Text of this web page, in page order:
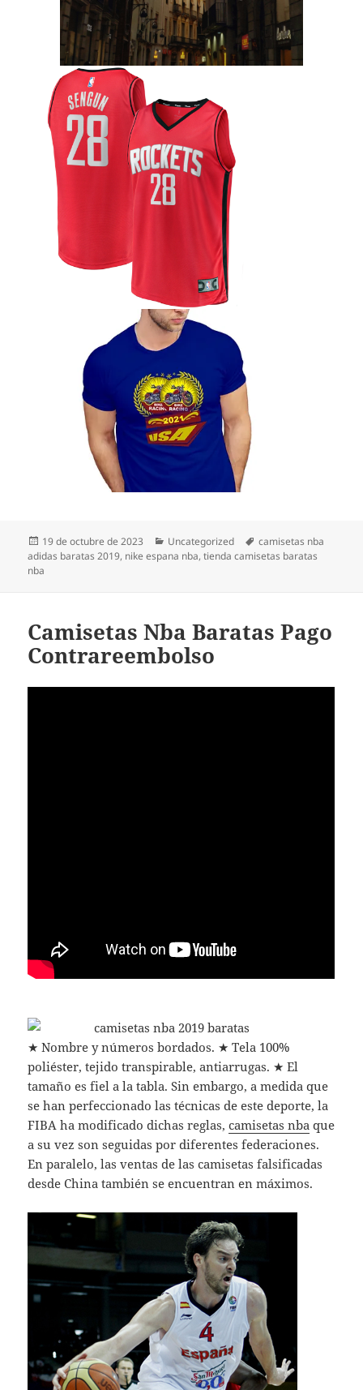
Publicado
el
19 de octubre de 2023 Categorías
Uncategorized Etiquetas
camisetas nba
adidas baratas 2019, nike espana nba,tienda camisetas baratas
nba
Camisetas Nba Baratas Pago
Contrareembolso
★ Nombre y números bordados. ★ Tela 100%
poliéster, tejido transpirable, antiarrugas. ★ El
tamaño es fiel a la tabla. Sin embargo, a medida que
se han perfeccionado las técnicas de este deporte, la
FIBA ha modificado dichas reglas,camisetas nba que
a su vez son seguidas por diferentes federaciones.
En paralelo, las ventas de las camisetas falsificadas
desde China también se encuentran en máximos.